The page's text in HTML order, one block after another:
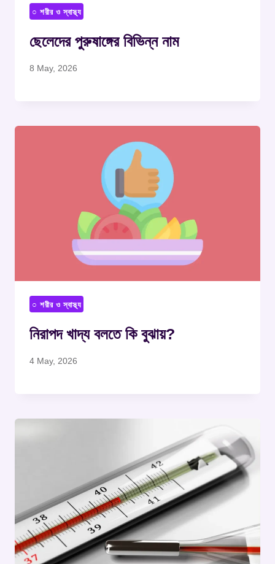
○ শরীর ও স্বাস্থ্য
ছেলেদের পুরুষাঙ্গের বিভিন্ন নাম
8 May, 2026
○ শরীর ও স্বাস্থ্য
নিরাপদ খাদ্য বলতে কি বুঝায়?
4 May, 2026